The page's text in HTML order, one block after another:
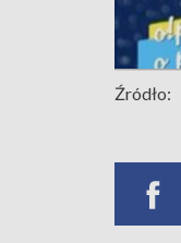
Źródło: